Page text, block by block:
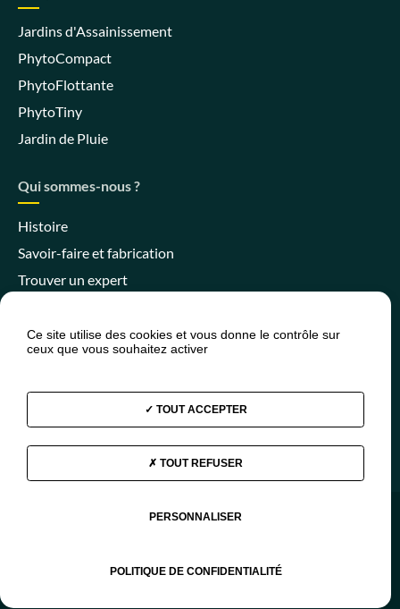
Jardins d'Assainissement
PhytoCompact
PhytoFlottante
PhytoTiny
Jardin de Pluie
Qui sommes-nous ?
Histoire
Savoir-faire et fabrication
Trouver un expert
Actualités
FAQ
YoutubeLinkedin
Mentions légales
Ce site utilise des cookies et vous donne le contrôle sur
ceux que vous souhaitez activer
TOUT ACCEPTER
TOUT REFUSER
PERSONNALISER
POLITIQUE DE CONFIDENTIALITÉ